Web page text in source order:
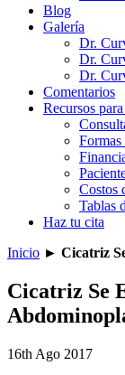
Blog
Galería
Dr.
Dr.
Dr.
Comentarios
Recursos
Formas
Costos
Tablas
Haz tu cita
Inicio ► Cicatriz
Cicatriz Se
16th Ago 2017